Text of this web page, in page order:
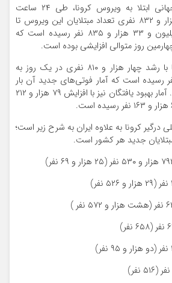
طبق آخرین آمارهای جهانی ابتلا به ویروس کرونا، طی ۲۴ ساعت
گذشته با افزایش ۱۲۴ هزار و ۸۳۲ نفری تعداد مبتلایان این ویروس تا
بدین لحظه به شش میلیون و ۳۳ هزار و ۸۳۵ نفر رسیده است که
روز متوالی افزایشی بوده است.
فوتی‌های ناشی از کرونا با رشد چهار هزار و ۸۱۰ نفری در یک روز به
۳۶۶ هزار و ۸۹۱ نفر رسیده است که آمار فوتی‌های جدید آن بار
دیگر افزایشی بوده است. آمار بهبود یافتگان نیز با افزایش ۷۹ هزار و ۲۱۲
۱۰ کشور اصلی درگیر کرونا به علاوه ایران به شرح زیر است؛
مبتلایان جدید هر کشور است.